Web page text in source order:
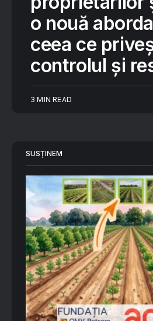
o nouă
ceea ce
controlul şi
3 MIN READ
SUSȚINEM